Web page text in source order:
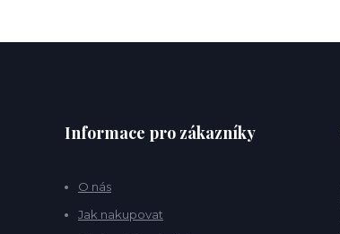
Informace pro zákazníky
O nás
Jak nakupovat